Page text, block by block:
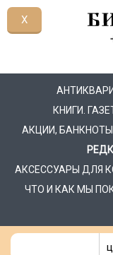
КНИГИ.
АКЦИИ, БАНКНОТЫ
АКСЕССУАРЫ ДЛЯ
ЧТО И КАК МЫ
X